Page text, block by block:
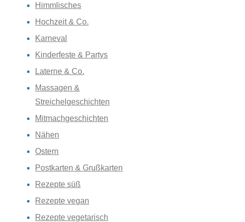
Himmlisches
Hochzeit & Co.
Karneval
Kinderfeste & Partys
Laterne & Co.
Massagen &
Streichelgeschichten
Mitmachgeschichten
Nähen
Ostern
Postkarten & Grußkarten
Rezepte süß
Rezepte vegan
Rezepte vegetarisch